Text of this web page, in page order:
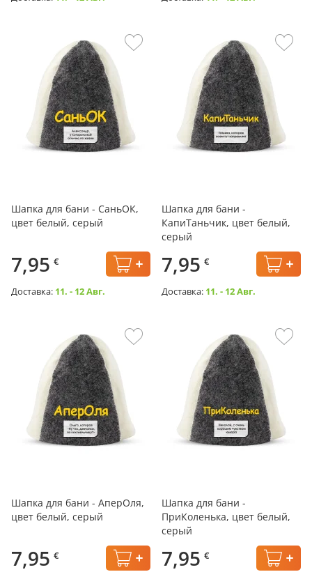
Шапка для бани - СаньОК,
цвет белый, серый
7,95 €
Доставка: 11. - 12 Авг.
Шапка для бани -
КапиТаньчик, цвет белый,
серый
7,95 €
Доставка: 11. - 12 Авг.
Шапка для бани - АперОля,
цвет белый, серый
7,95 €
Шапка для бани -
ПриКоленька, цвет белый,
серый
7,95 €